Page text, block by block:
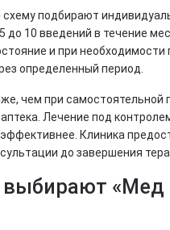
подбирают
до 10 введений в течение
и при необходимости
определенный период.
чем при самостоятельной
Лечение под
Клиника
до завершения
выбирают «Мед